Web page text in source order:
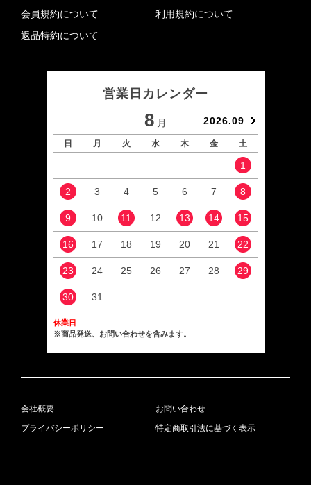
会員規約について
返品特約について
利用規約について
営業日カレンダー
8 月 2026.09
日 月 火 水 木 金 土
1
2 3 4 5 6 7 8
9 10 11 12 13 14 15
16 17 18 19 20 21 22
23 24 25 26 27 28 29
30 31
休業日
※商品発送、お問い合わせを含みます。
会社概要
お問い合わせ
プライバシーポリシー
特定商取引法に基づく表示